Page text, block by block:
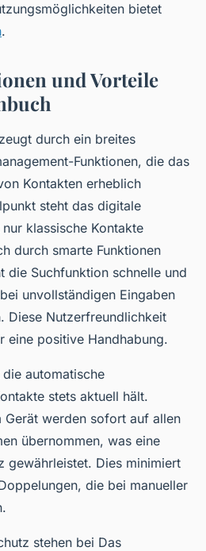
bietet
.
und Vorteile
durch ein breites
Funktionen, die das
Kontakten erheblich
steht das digitale
klassische Kontakte
durch smarte Funktionen
die Suchfunktion schnelle und
unvollständigen Eingaben
Diese Nutzerfreundlichkeit
eine positive Handhabung.
automatische
stets aktuell hält.
Gerät werden sofort auf allen
übernommen, was eine
gewährleistet. Dies minimiert
die bei manueller
stehen bei Das